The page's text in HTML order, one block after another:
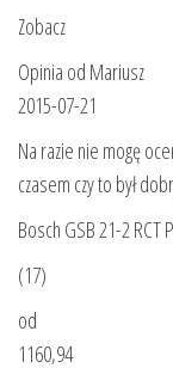
Zobacz
Opinia od Mariusz
2015-07-21
Na razie nie mogę
czasem czy to był
Bosch GSB 21-2
(17)
od
1160,94